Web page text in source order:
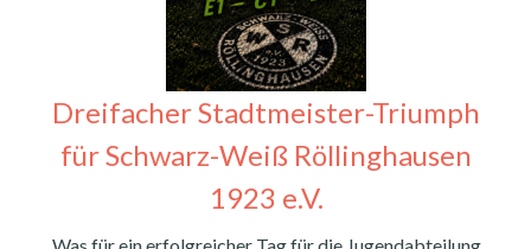
Dreifacher Stadtmeister-Triumph
für Schwarz-Weiß Röllinghausen
1923 e.V.